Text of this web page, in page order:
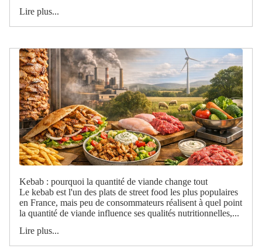
Lire plus...
Kebab : pourquoi la quantité de viande change tout
Le kebab est l'un des plats de street food les plus populaires
en France, mais peu de consommateurs réalisent à quel point
la quantité de viande influence ses qualités nutritionnelles,...
Lire plus...